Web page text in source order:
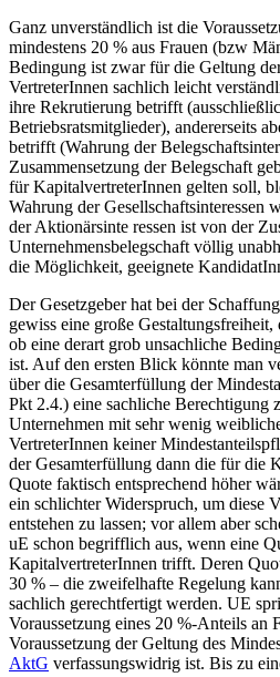
Ganz unverständlich ist die
mindestens 20 % aus Frauen (bzw
Bedingung ist zwar für die Geltung
VertreterInnen sachlich leicht
ihre Rekrutierung betrifft
Betriebsratsmitglieder), andererseits
betrifft (Wahrung der
Zusammensetzung der Belegschaft
für KapitalvertreterInnen gelten soll,
Wahrung der Gesellschaftsinteressen
der Aktionärsinte ressen ist von der
Unternehmensbelegschaft völlig
die Möglichkeit, geeignete
Der Gesetzgeber hat bei der
gewiss eine große
ob eine derart grob unsachliche
ist. Auf den ersten Blick könnte man
über die Gesamterfüllung der
Pkt 2.4.) eine sachliche Berechtigung
Unternehmen mit sehr wenig
VertreterInnen keiner
der Gesamterfüllung dann die für die
Quote faktisch entsprechend höher
ein schlichter Widerspruch, um diese
entstehen zu lassen; vor allem aber
uE schon begrifflich aus, wenn eine
KapitalvertreterInnen trifft. Deren
30 % – die zweifelhafte Regelung
sachlich gerechtfertigt werden. UE
Voraussetzung eines 20 %-Anteils an
Voraussetzung der Geltung des
AktG verfassungswidrig ist. Bis zu